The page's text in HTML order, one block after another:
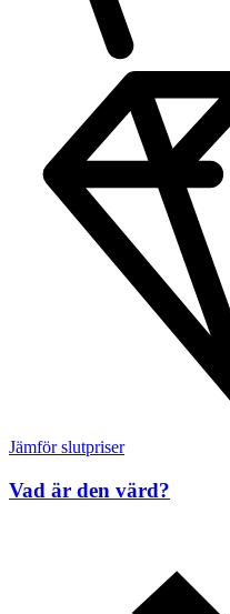
Jämför slutpriser
Vad är den värd?